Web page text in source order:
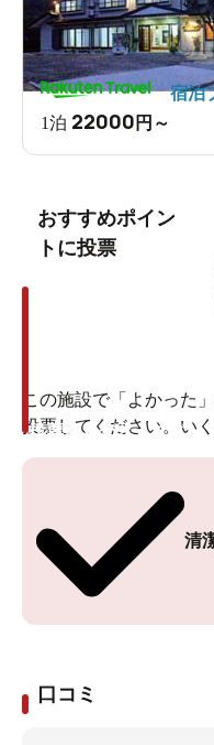
1泊 22000 円～
宿泊
おすすめポイン
トに投票
この施設で「よかった
投票してください。い
清
投票ありがとうござい
口コミ